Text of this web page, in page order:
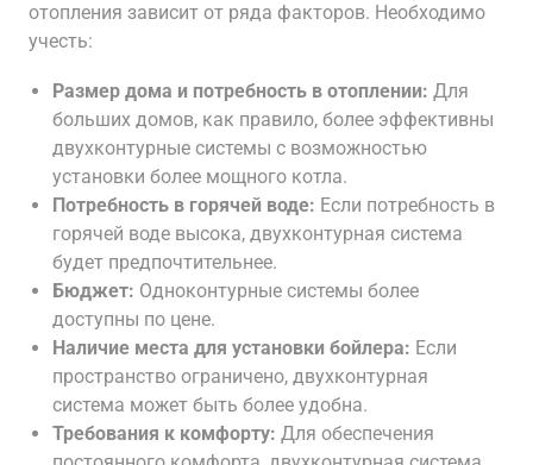
отопления зависит от ряда факторов. Необходимо
учесть:
Размер дома и потребность в отоплении: Для
больших домов, как правило, более эффективны
двухконтурные системы с возможностью
установки более мощного котла.
Потребность в горячей воде: Если потребность в
горячей воде высока, двухконтурная система
будет предпочтительнее.
Бюджет: Одноконтурные системы более
доступны по цене.
Наличие места для установки бойлера: Если
пространство ограничено, двухконтурная
система может быть более удобна.
Требования к комфорту: Для обеспечения